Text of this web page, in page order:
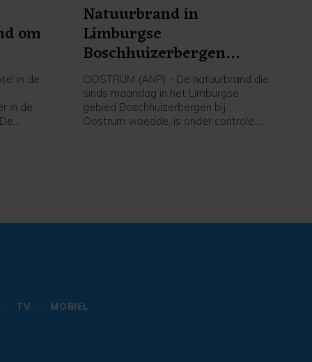
om
in de
in de
Natuurbrand in
Limburgse
Boschhuizerbergen
onder controle
OOSTRUM (ANP) - De natuurbrand die
sinds maandag in het Limburgse
gebied Boschhuizerbergen bij
Oostrum woedde, is onder controle.
TV
MOBIEL